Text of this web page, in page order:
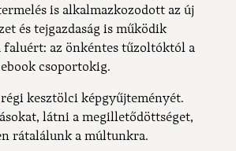
is alkalmazkozodott az új
és tejgazdaság is működik
faluért: az önkéntes tűzoltóktól a
csoportokig.
kesztölci képgyűjteményét.
látni a megilletődöttséget,
rátalálunk a múltunkra.